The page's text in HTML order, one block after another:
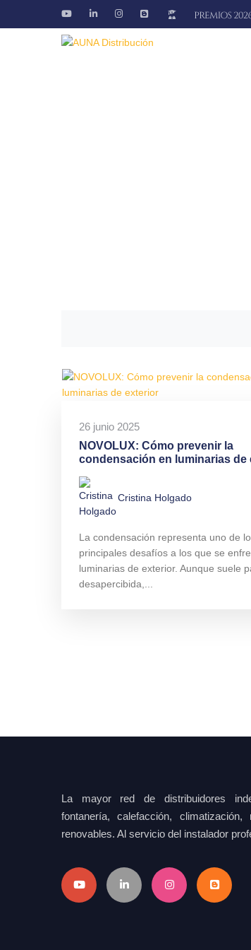
26 junio 2025
NOVOLUX: Cómo prevenir la
condensación en luminarias de
Cristina Holgado
La condensación representa uno de
principales desafíos a los que se
luminarias de exterior. Aunque suele
desapercibida,...
La mayor red de distribuidores
fontanería, calefacción,
renovables. Al servicio del instalador